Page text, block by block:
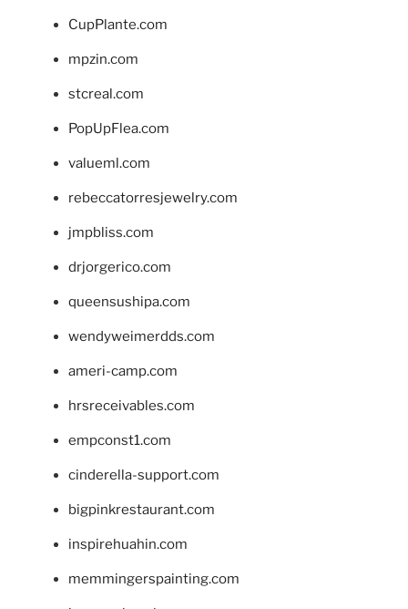
CupPlante.com
mpzin.com
stcreal.com
PopUpFlea.com
valueml.com
rebeccatorresjewelry.com
jmpbliss.com
drjorgerico.com
queensushipa.com
wendyweimerdds.com
ameri-camp.com
hrsreceivables.com
empconst1.com
cinderella-support.com
bigpinkrestaurant.com
inspirehuahin.com
memmingerspainting.com